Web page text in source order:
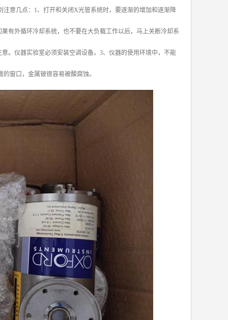
意几点：1、打开和关闭X光管系统时，要逐渐的增加和逐渐降
有外循环冷却系统，也不要在大负载工作以后，马上关断冷却系
。仪器实验室必须安装空调设备。3、仪器的使用环境中，不能
窗口，金属铍很容易被酸腐蚀。